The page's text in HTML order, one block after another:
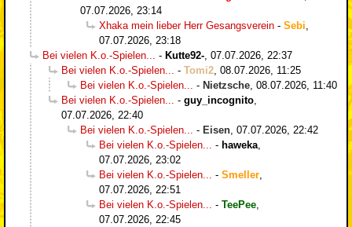
07.07.2026, 23:14
Xhaka mein lieber Herr Gesangsverein - Sebi
07.07.2026, 23:18
Bei vielen K.o.-Spielen...
- Kutte92- 07.07.2026, 22:37
Bei vielen K.o.-Spielen...
- Tomi2 08.07.2026, 11:25
Bei vielen K.o.-Spielen...
- Nietzsche 08.07.2026, 11:40
Bei vielen K.o.-Spielen...
- guy_incognito
07.07.2026, 22:40
Bei vielen K.o.-Spielen...
- Eisen 07.07.2026, 22:42
Bei vielen K.o.-Spielen...
- haweka
07.07.2026, 23:02
Bei vielen K.o.-Spielen...
- Smeller
07.07.2026, 22:51
Bei vielen K.o.-Spielen...
- TeePee
07.07.2026, 22:45